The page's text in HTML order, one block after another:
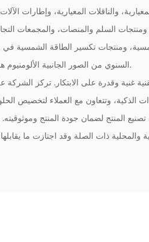
السلم والمنصات، والمجمعات
ومنتجات تكسير الطاقة الشمسية في
السنوي من الصور الجانبية الألومنيوم هو أكثر من 60،000 طن.
غنية وقدرة على الابتكار. تركز الشركة
المنتج لضمان جودة المنتج